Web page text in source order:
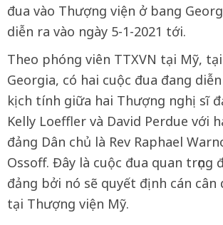
đua vào Thượng viện ở bang
diễn ra vào ngày 5-1-2021 tới.
Theo phóng viên TTXVN tại Mỹ,
Georgia, có hai cuộc đua đang
kịch tính giữa hai Thượng nghị sĩ
Kelly Loeffler và David Perdue với
đảng Dân chủ là Rev Raphael
Ossoff. Đây là cuộc đua quan trọng
đảng bởi nó sẽ quyết định cán cân
tại Thượng viện Mỹ.